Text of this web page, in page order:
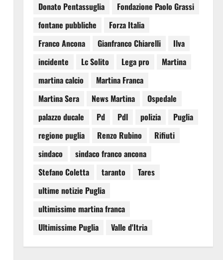
Donato Pentassuglia
Fondazione Paolo Grassi
fontane pubbliche
Forza Italia
Franco Ancona
Gianfranco Chiarelli
Ilva
incidente
Lc Solito Lega pro
Martina
martina calcio
Martina Franca
Martina Sera
News Martina
Ospedale
palazzo ducale
Pd Pdl polizia
Puglia
regione puglia
Renzo Rubino
Rifiuti
sindaco
sindaco franco ancona
Stefano Coletta
taranto
Tares
ultime notizie Puglia
ultimissime martina franca
Ultimissime Puglia
Valle d'Itria